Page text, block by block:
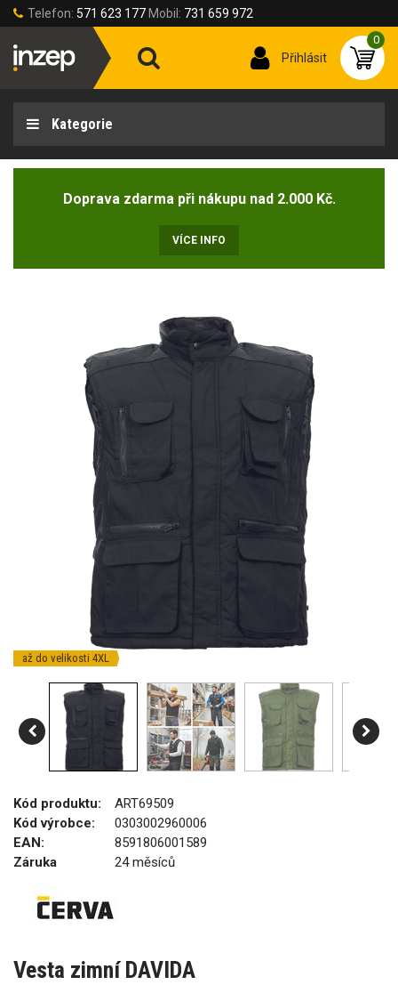
Telefon: 571 623 177 Mobil: 731 659 972
Přihlásit
0
Kategorie
Doprava zdarma při nákupu nad 2.000 Kč.
VÍCE INFO
až do velikosti 4XL
Kód produktu:
ART69509
Kód výrobce:
0303002960006
EAN:
8591806001589
Záruka
24 měsíců
Vesta zimní DAVIDA